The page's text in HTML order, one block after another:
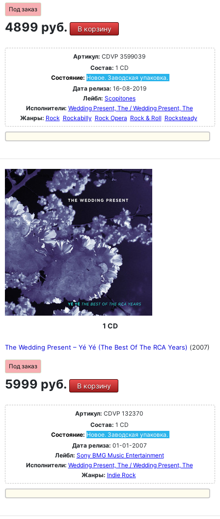
Под заказ
4899 руб. В корзину
Артикул: CDVP 3599039
Состав: 1 CD
Состояние: Новое. Заводская упаковка.
Дата релиза: 16-08-2019
Лейбл: Scopitones
Исполнители: Wedding Present, The / Wedding Present, The
Жанры: Rock Rockabilly Rock Opera Rock & Roll Rocksteady
1 CD
The Wedding Present ‎– Yé Yé (The Best Of The RCA Years) (2007)
Под заказ
5999 руб. В корзину
Артикул: CDVP 132370
Состав: 1 CD
Состояние: Новое. Заводская упаковка.
Дата релиза: 01-01-2007
Лейбл: Sony BMG Music Entertainment
Исполнители: Wedding Present, The / Wedding Present, The
Жанры: Indie Rock